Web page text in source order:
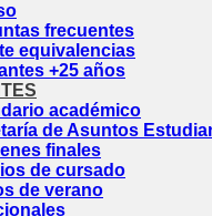
frecuentes
equivalencias
+25 años
académico
de Asuntos
finales
de cursado
de verano